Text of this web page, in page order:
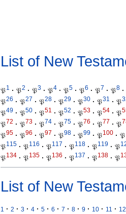
List of New
𝔓1 · 𝔓2 · 𝔓3 · 𝔓4 · 𝔓5 · 𝔓6 · 𝔓7 · 𝔓8 ·
𝔓26 · 𝔓27 · 𝔓28 · 𝔓29 · 𝔓30 · 𝔓31 · 𝔓
𝔓49 · 𝔓50 · 𝔓51 · 𝔓52 · 𝔓53 · 𝔓54 · 𝔓
𝔓72 · 𝔓73 · 𝔓74 · 𝔓75 · 𝔓76 · 𝔓77 · 𝔓
𝔓95 · 𝔓96 · 𝔓97 · 𝔓98 · 𝔓99 · 𝔓100 · 𝔓
𝔓115 · 𝔓116 · 𝔓117 · 𝔓118 · 𝔓119 · 𝔓
𝔓134 · 𝔓135 · 𝔓136 · 𝔓137 · 𝔓138 · 𝔓
List of New
1 · 2 · 3 · 4 · 5 · 6 · 7 · 8 · 9 · 10 · 11 · 12